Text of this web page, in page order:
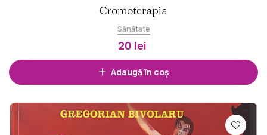
Cromoterapia
Sănătate
20 lei
Adaugă în coș